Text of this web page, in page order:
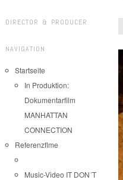
DIRECTOR & PRODUCER
NAVIGATION
Startseite
In Produktion:
Dokumentarfilm
MANHATTAN
CONNECTION
Referenzflme
Music-Video IT DON´T